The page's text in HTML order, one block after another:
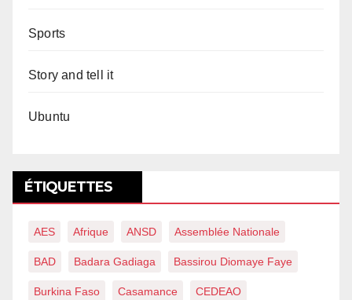
Sports
Story and tell it
Ubuntu
ÉTIQUETTES
AES Afrique ANSD Assemblée Nationale
BAD Badara Gadiaga Bassirou Diomaye Faye
Burkina Faso Casamance CEDEAO